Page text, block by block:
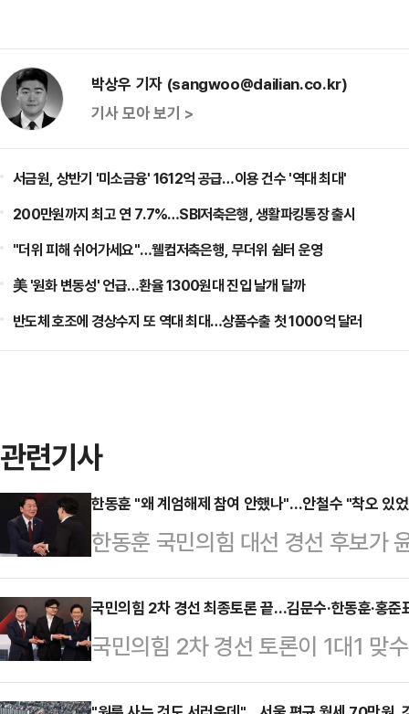
박상우 기자 (sangwoo@dailian.co.kr)
기사 모아 보기 >
서금원, 상반기 '미소금융' 1612억 공급…이용 건수 '역대 최대'
200만원까지 최고 연 7.7%…SBI저축은행, 생활파킹통장 출시
"더위 피해 쉬어가세요"…웰컴저축은행, 무더위 쉼터 운영
美 '원화 변동성' 언급…환율 1300원대 진입 날개 달까
반도체 호조에 경상수지 또 역대 최대…상품수출 첫 1000억 달러
관련기사
한동훈 "왜 계엄해제 참여 안했나"…안철수 "착오 있
한동훈 국민의힘 대선 경선 후보가
회의장에 뒤늦게 도착해 계엄해제
이유를 캐물었다. 안 후보는 착오가
후보는 26일 서울 중구 MBN 스튜
"안철수 후보 같이 국가관이 투철
국민의힘 2차 경선 최종토론 끝…김문수·한동훈·홍준
국민의힘 2차 경선 토론이 1대1 맞
내렸다. 김문수·홍준표·한동훈 후